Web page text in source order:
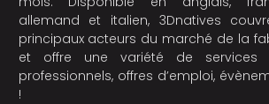
allemand et italien, 3Dnatives
principaux acteurs du marché de la
et offre une variété de services
professionnels, offres d’emploi,
!